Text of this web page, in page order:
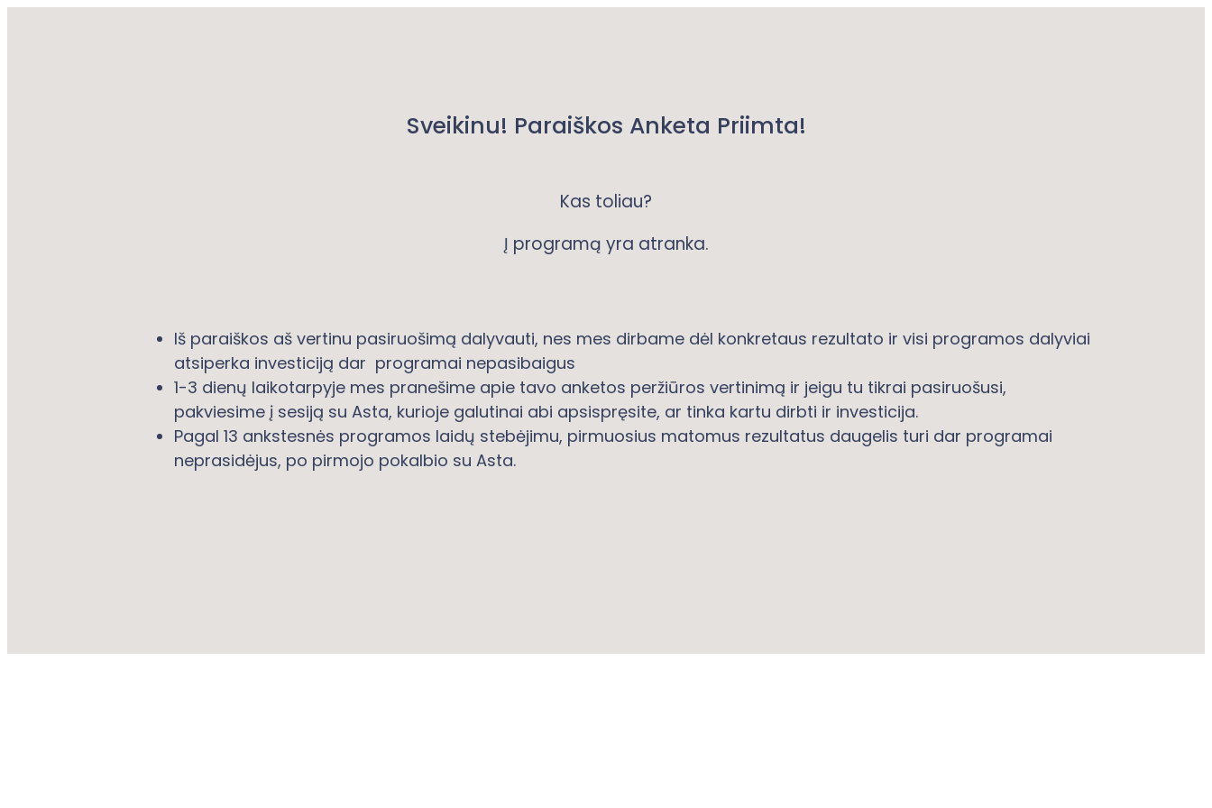
Sveikinu! Paraiškos Anketa Priimta!
Kas toliau?
Į programą yra atranka.
Iš paraiškos aš vertinu pasiruošimą dalyvauti, nes mes dirbame dėl konkretaus rezultato ir visi programos dalyviai
atsiperka investiciją dar programai nepasibaigus
1-3 dienų laikotarpyje mes pranešime apie tavo anketos peržiūros vertinimą ir jeigu tu tikrai pasiruošusi,
pakviesime į sesiją su Asta, kurioje galutinai abi apsispręsite, ar tinka kartu dirbti ir investicija.
Pagal 13 ankstesnės programos laidų stebėjimu, pirmuosius matomus rezultatus daugelis turi dar programai
neprasidėjus, po pirmojo pokalbio su Asta.